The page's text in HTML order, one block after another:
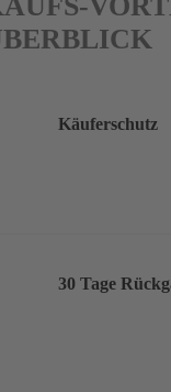
Käuferschutz
30 Tage